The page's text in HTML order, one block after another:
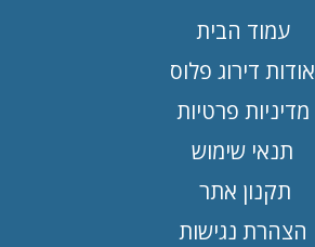
עמוד הבית
אודות דירוג פלוס
מדיניות פרטיות
תנאי שימוש
תקנון אתר
הצהרת נגישות